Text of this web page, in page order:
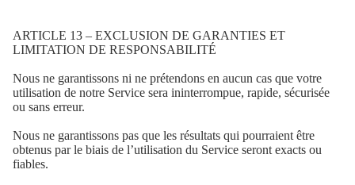
ARTICLE 13 – EXCLUSION DE GARANTIES ET
LIMITATION DE RESPONSABILITÉ
Nous ne garantissons ni ne prétendons en aucun cas que votre
utilisation de notre Service sera ininterrompue, rapide, sécurisée
ou sans erreur.
Nous ne garantissons pas que les résultats qui pourraient être
obtenus par le biais de l’utilisation du Service seront exacts ou
fiables.